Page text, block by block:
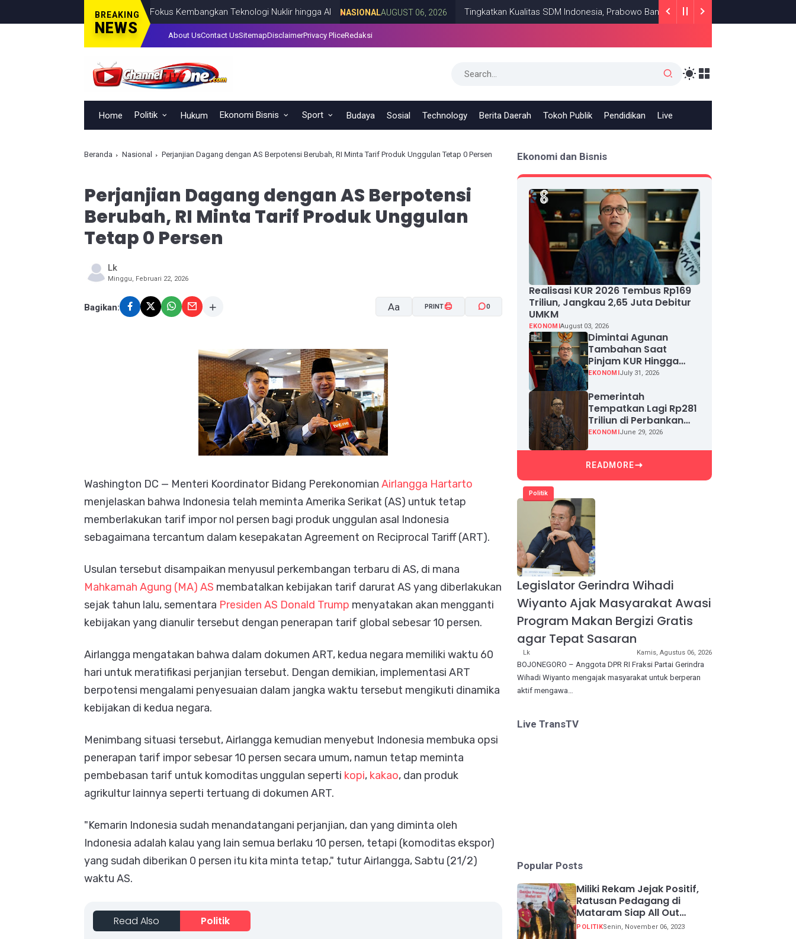
BREAKING
NEWS
Saing Indonesia, BRIN Fokus Kembangkan Teknologi Nuklir hingga AI NASIONALAUGUST 06, 2026 Tingkatkan Kualitas SDM Indonesia, Prabowo Bangun Sekolah Unggulan hingga Undang
About UsContact UsSitemapDisclaimerPrivacy PliceRedaksi
Home Politik Hukum Ekonomi Bisnis Sport Budaya Sosial Technology Berita Daerah Tokoh Publik Pendidikan Live
Beranda Nasional Perjanjian Dagang dengan AS Berpotensi Berubah, RI Minta Tarif Produk Unggulan Tetap 0 Persen
Perjanjian Dagang dengan AS Berpotensi
Berubah, RI Minta Tarif Produk Unggulan
Tetap 0 Persen
Lk
Minggu, Februari 22, 2026
Bagikan: Aa PRINT 0
Washington DC — Menteri Koordinator Bidang Perekonomian Airlangga Hartarto
menjelaskan bahwa Indonesia telah meminta Amerika Serikat (AS) untuk tetap
memberlakukan tarif impor nol persen bagi produk unggulan asal Indonesia
sebagaimana tercantum dalam kesepakatan Agreement on Reciprocal Tariff (ART).
Usulan tersebut disampaikan menyusul perkembangan terbaru di AS, di mana
Mahkamah Agung (MA) AS membatalkan kebijakan tarif darurat AS yang diberlakukan
sejak tahun lalu, sementara Presiden AS Donald Trump menyatakan akan mengganti
kebijakan yang dianulir tersebut dengan penerapan tarif global sebesar 10 persen.
Airlangga mengatakan bahwa dalam dokumen ART, kedua negara memiliki waktu 60
hari untuk meratifikasi perjanjian tersebut. Dengan demikian, implementasi ART
berpotensi mengalami penyesuaian dalam jangka waktu tersebut mengikuti dinamika
kebijakan di kedua negara.
Menimbang situasi tersebut, Airlangga kemudian menyebut Indonesia membuka opsi
penerapan tarif impor sebesar 10 persen secara umum, namun tetap meminta
pembebasan tarif untuk komoditas unggulan seperti kopi, kakao, dan produk
agrikultur lainnya seperti tertuang di dokumen ART.
"Kemarin Indonesia sudah menandatangani perjanjian, dan yang diminta oleh
Indonesia adalah kalau yang lain semua berlaku 10 persen, tetapi (komoditas ekspor)
yang sudah diberikan 0 persen itu kita minta tetap," tutur Airlangga, Sabtu (21/2)
waktu AS.
Read Also Politik
Ekonomi dan Bisnis
Realisasi KUR 2026 Tembus Rp169
Triliun, Jangkau 2,65 Juta Debitur
UMKM
EKONOMIAugust 03, 2026
Dimintai Agunan
Tambahan Saat
Pinjam KUR Hingga
Rp100 Juta, Segera
EKONOMI July 31, 2026
Pemerintah
Tempatkan Lagi Rp281
Triliun di Perbankan
demi Jaga Likuiditas
EKONOMI June 29, 2026
READMORE
Politik
Legislator Gerindra Wihadi
Wiyanto Ajak Masyarakat Awasi
Program Makan Bergizi Gratis
agar Tepat Sasaran
Lk Kamis, Agustus 06, 2026
BOJONEGORO – Anggota DPR RI Fraksi Partai Gerindra
Wihadi Wiyanto mengajak masyarakat untuk berperan
aktif mengawa…
Live TransTV
Popular Posts
Miliki Rekam Jejak Positif,
Ratusan Pedagang di
Mataram Siap All Out
Menangkan Ganjar-Mahfud
POLITIKSenin, November 06, 2023